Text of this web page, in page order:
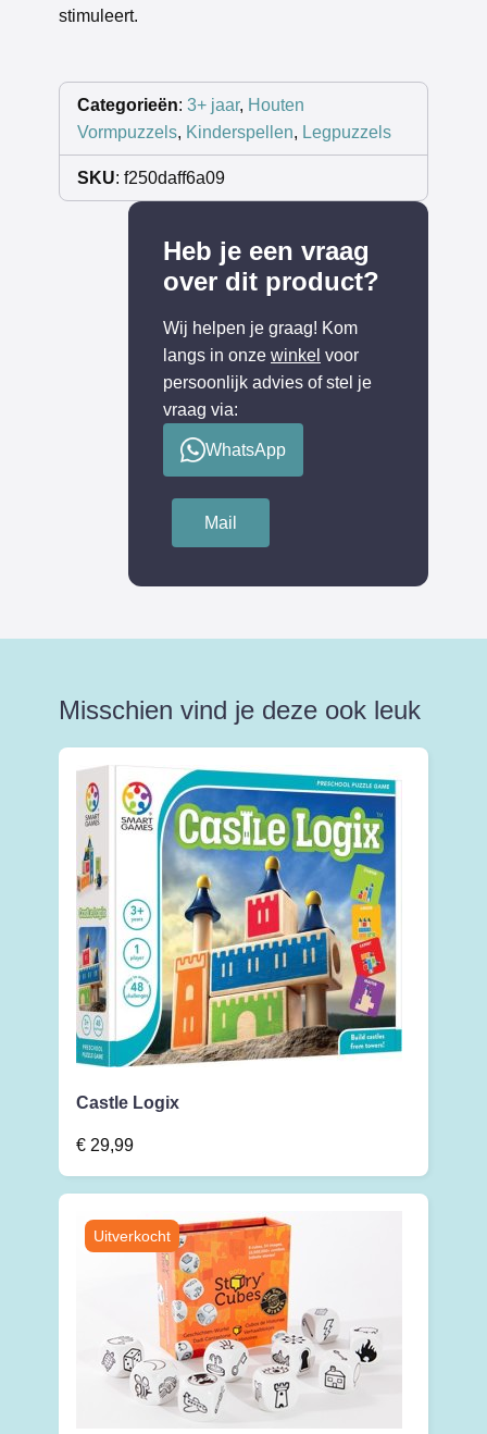
stimuleert.
Categorieën: 3+ jaar, Houten
Vormpuzzels, Kinderspellen, Legpuzzels
SKU: f250daff6a09
Heb je een vraag
over dit product?
Wij helpen je graag! Kom
langs in onze winkel voor
persoonlijk advies of stel je
vraag via:
WhatsApp
Mail
Misschien vind je deze ook leuk
Castle Logix
€ 29,99